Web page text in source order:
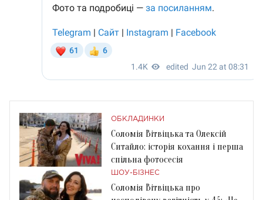
ОБКЛАДИНКИ
Соломія Вітвіцька та Олексій
Ситайло: історія кохання і перша
спільна фотосесія
ШОУ-БІЗНЕС
Соломія Вітвіцька про